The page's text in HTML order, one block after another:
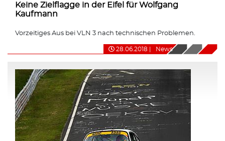
Keine Zielflagge in der Eifel für Wolfgang
Kaufmann
Vorzeitiges Aus bei VLN 3 nach technischen Problemen.
28.06.2018 News